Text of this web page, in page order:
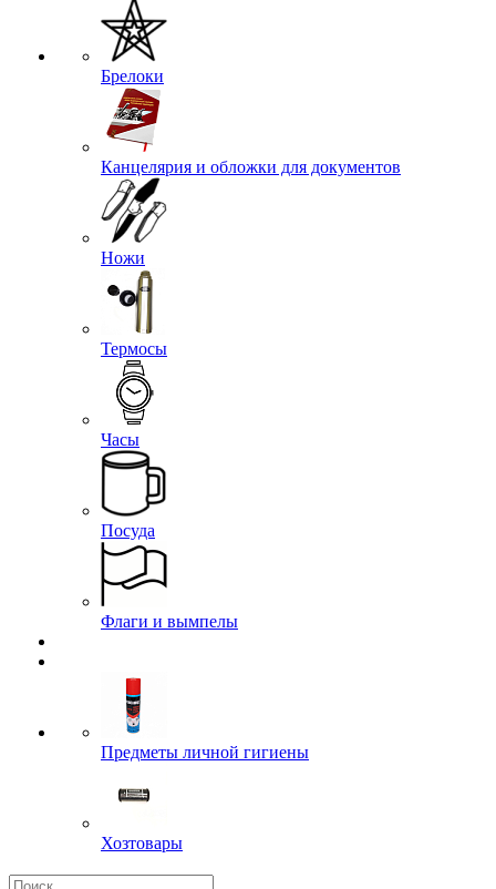
Брелоки
Канцелярия и обложки для документов
Ножи
Термосы
Часы
Посуда
Флаги и вымпелы
Предметы личной гигиены
Хозтовары